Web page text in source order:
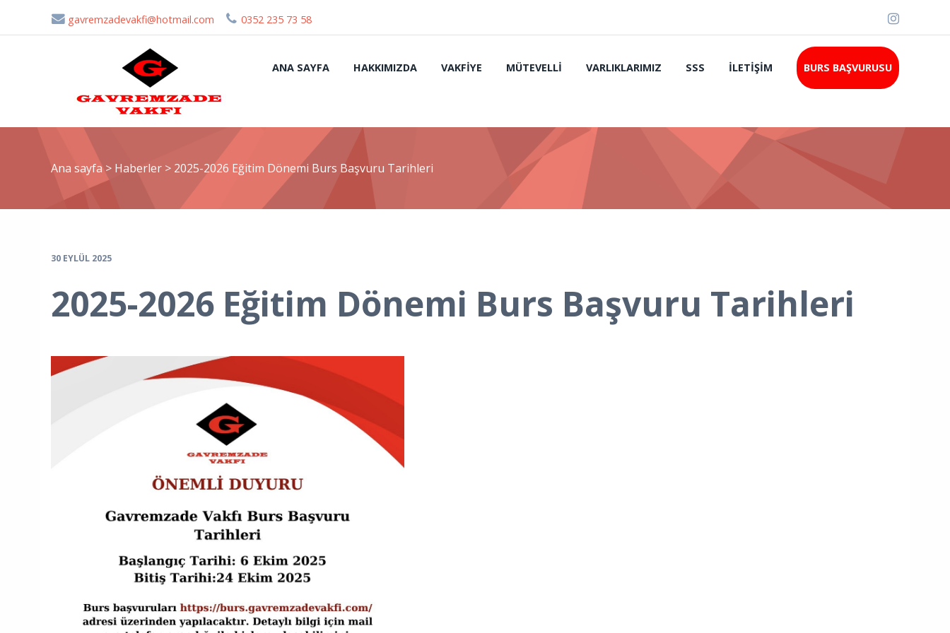
gavremzadevakfi@hotmail.com 0352 235 73 58
ANA SAYFA HAKKIMIZDA VAKFIYE MÜTEVELLI VARLIKLARIMIZ SSS İLETIŞIM BURS BAŞVURUSU
Ana sayfa > Haberler > 2025-2026 Eğitim Dönemi Burs Başvuru Tarihleri
30 EYLÜL 2025
2025-2026 Eğitim Dönemi Burs Başvuru Tarihleri